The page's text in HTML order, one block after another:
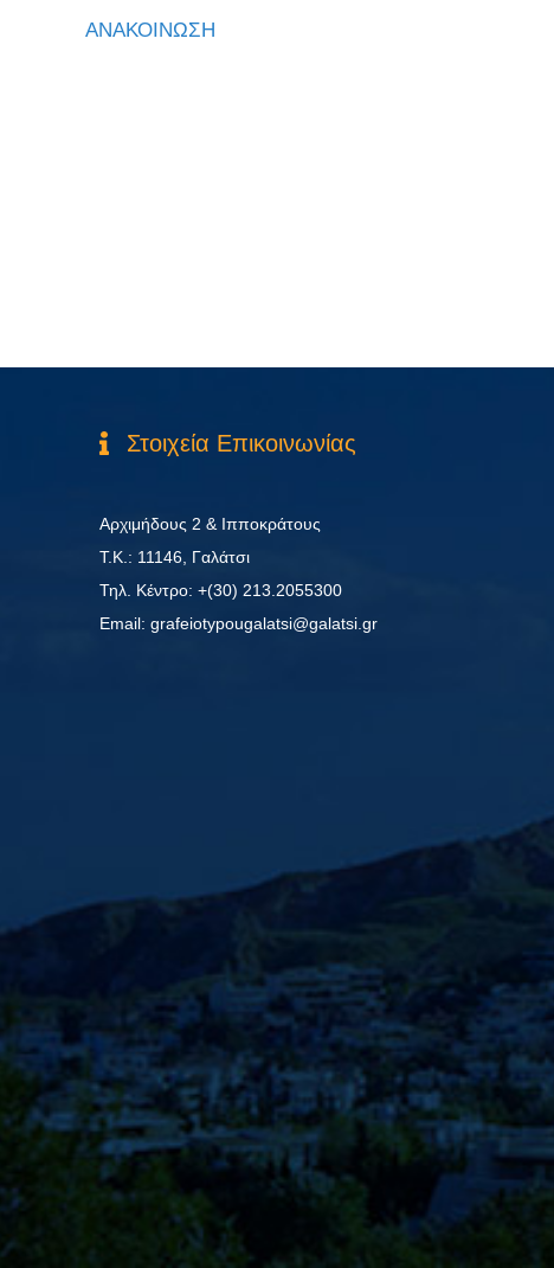
ΑΝΑΚΟΙΝΩΣΗ
Στοιχεία Επικοινωνίας
Αρχιμήδους 2 & Ιπποκράτους
Τ.Κ.: 11146, Γαλάτσι
Τηλ. Κέντρο: +(30) 213.2055300
Εmail: grafeiotypougalatsi@galatsi.gr